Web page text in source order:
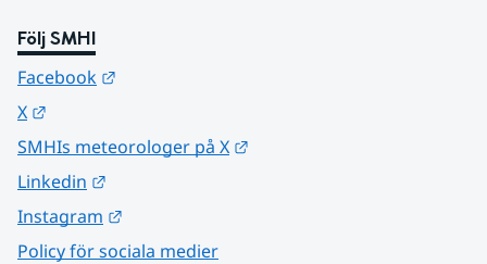
Följ SMHI
Facebook
X
SMHIs meteorologer på X
Linkedin
Instagram
Policy för sociala medier